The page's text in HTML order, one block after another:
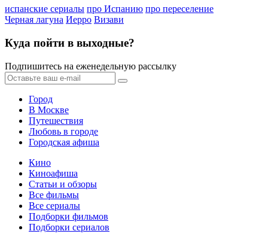
испанские сериалы про Испанию про переселение
Черная лагуна Иерро Визави
Куда пойти в выходные?
Подпишитесь на еженедельную рассылку
Город
В Москве
Путешествия
Любовь в городе
Городская афиша
Кино
Киноафиша
Статьи и обзоры
Все фильмы
Все сериалы
Подборки фильмов
Подборки сериалов